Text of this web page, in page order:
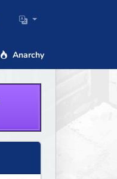
Anarchy